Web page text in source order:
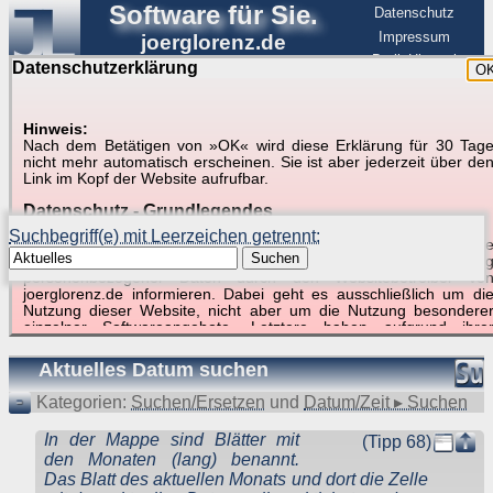
Datenschutzerklärung
Hinweis:
Nach dem Betätigen von »OK« wird diese Erklärung für 30 Tage
nicht mehr automatisch erscheinen. Sie ist aber jederzeit über den
Link im Kopf der Website aufrufbar.
Datenschutz - Grundlegendes
Diese Datenschutzerklärung soll die Nutzer dieser Website über die
Art, den Umfang und den Zweck der Erhebung und Verwendung
personenbezogener Daten durch den Websitebetreiber von
joerglorenz.de informieren. Dabei geht es ausschließlich um die
Nutzung dieser Website, nicht aber um die Nutzung besonderer
einzelner Softwareangebote. Letztere haben aufgrund ihrer
gespeichert werden müssen, die für das Funktionieren erforderlich
sind. Hier ist es wichtig, dass Sie selbst zum Testen dieser
Funktionen möglichst erfundene Daten verwenden. Ansonsten wird
auf die spezifischen Besonderheiten beim jeweiligen Angebot
Generell gilt: Wenn Sie ein Angebot bei den Add-Ins nutzen, bei
dem Daten übertragen werden, werden diese Daten auf dem
Software für Sie.
joerglorenz.de
Datenschutz
Impressum
BerlinHimmel
Suche in Beispielen und Tipps zu Excel und
VBA
Suchbegriff(e) mit Leerzeichen getrennt:
Suchen
Suchergebnisse (1 Treffer, 1 Begriff)
Aktuelles Datum suchen
Kategorien: Suchen/Ersetzen und Datum/Zeit ▸ Suchen
(Tipp 68)
In der Mappe sind Blätter mit
den Monaten (lang) benannt.
Das Blatt des aktuellen Monats und dort die Zelle